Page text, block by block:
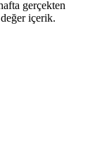
gerçekten
içerik.